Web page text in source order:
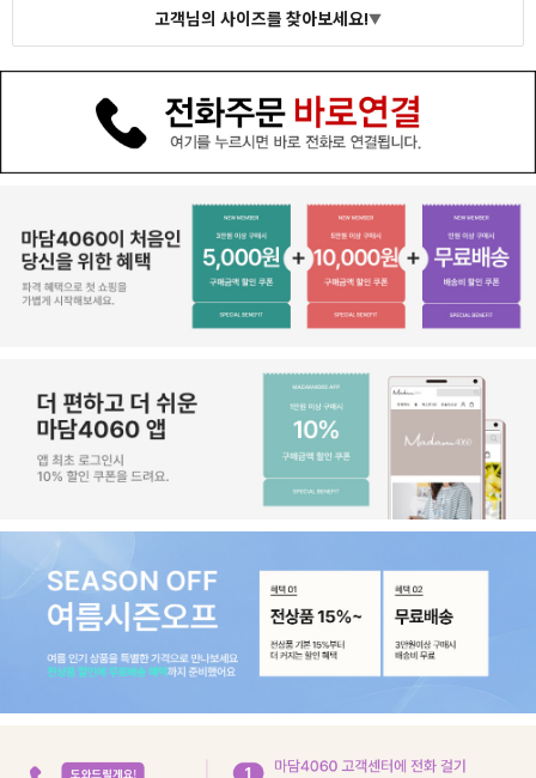
고객님의 사이즈를 찾아보세요!▼